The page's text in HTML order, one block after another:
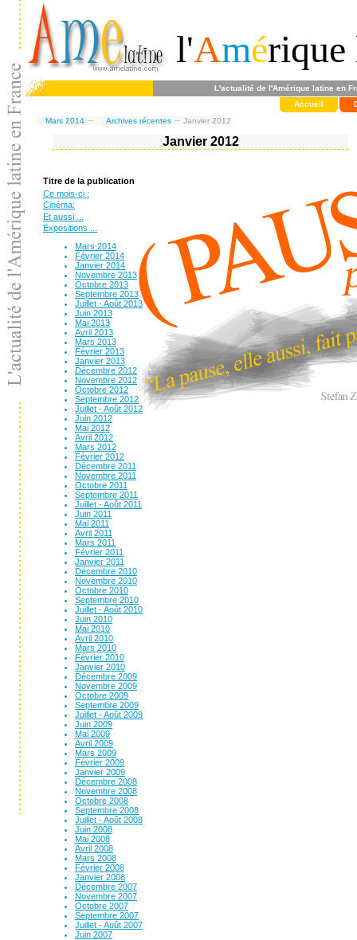
l'Amérique
L'actualité de l'Amérique latine en
Accueil
Mars 2014
Archives récentes Janvier 2012
Janvier 2012
Titre de la publication
Ce mois-ci :
Cinéma:
Et aussi ...
Expositions ...
Mars 2014
Février 2014
Janvier 2014
Novembre 2013
Octobre 2013
Septembre 2013
Juillet - Août 2013
Juin 2013
Mai 2013
Avril 2013
Mars 2013
Février 2013
Janvier 2013
Décembre 2012
Novembre 2012
Octobre 2012
Septembre 2012
Juillet - Août 2012
Juin 2012
Mai 2012
Avril 2012
Mars 2012
Février 2012
Décembre 2011
Novembre 2011
Octobre 2011
Septembre 2011
Juillet - Août 2011
Juin 2011
Mai 2011
Avril 2011
Mars 2011
Février 2011
Janvier 2011
Décembre 2010
Novembre 2010
Octobre 2010
Septembre 2010
Juillet - Août 2010
Juin 2010
Mai 2010
Avril 2010
Mars 2010
Février 2010
Janvier 2010
Décembre 2009
Novembre 2009
Octobre 2009
Septembre 2009
Juillet - Août 2009
Juin 2009
Mai 2009
Avril 2009
Mars 2009
Février 2009
Janvier 2009
Décembre 2008
Novembre 2008
Octobre 2008
Septembre 2008
Juillet - Août 2008
Juin 2008
Mai 2008
Avril 2008
Mars 2008
Février 2008
Janvier 2008
Décembre 2007
Novembre 2007
Octobre 2007
Septembre 2007
Juillet - Août 2007
Juin 2007